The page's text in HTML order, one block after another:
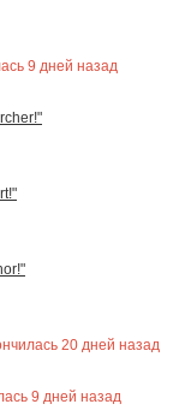
9 дней назад
20 дней назад
9 дней назад